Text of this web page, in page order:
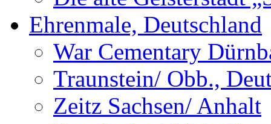
Ehrenmale, Deutschland
War Cementary
Traunstein/ Obb.,
Zeitz Sachsen/ Anhalt